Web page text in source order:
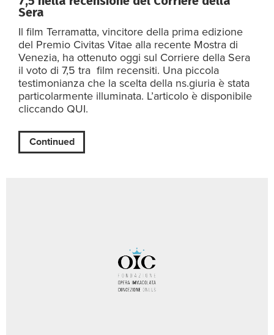
Sera
Il film Terramatta, vincitore della prima edizione
del Premio Civitas Vitae alla recente Mostra di
Venezia, ha ottenuto oggi sul Corriere della Sera
il voto di 7,5 tra film recensiti. Una piccola
testimonianza che la scelta della ns.giuria è stata
particolarmente illuminata. L’articolo è disponibile
cliccando QUI.
Continued